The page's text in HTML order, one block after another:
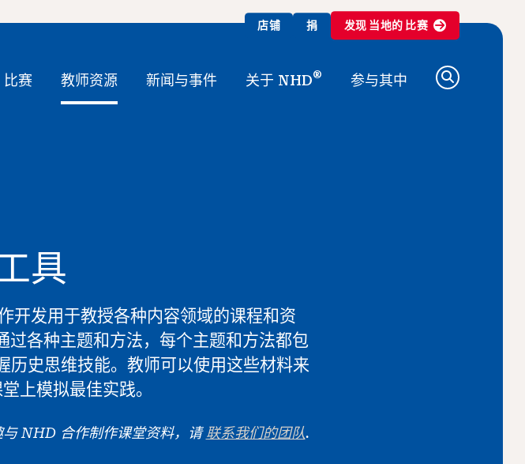
店铺 捐 发现 当地的 比赛
比赛 教师资源 新闻与事件 关于 NHD® 参与其中
具
开发用于教授各种内容领域的课程和资
各种主题和方法，每个主题和方法都包
历史思维技能。教师可以使用这些材料来
上模拟最佳实践。
NHD 合作制作课堂资料，请联系我们的团队.